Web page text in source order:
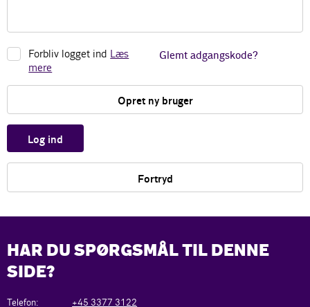
Forbliv logget ind Læs
mere
Glemt adgangskode?
Opret ny bruger
Log ind
Fortryd
HAR DU SPØRGSMÅL TIL DENNE
SIDE?
Telefon: +45 3377 3122